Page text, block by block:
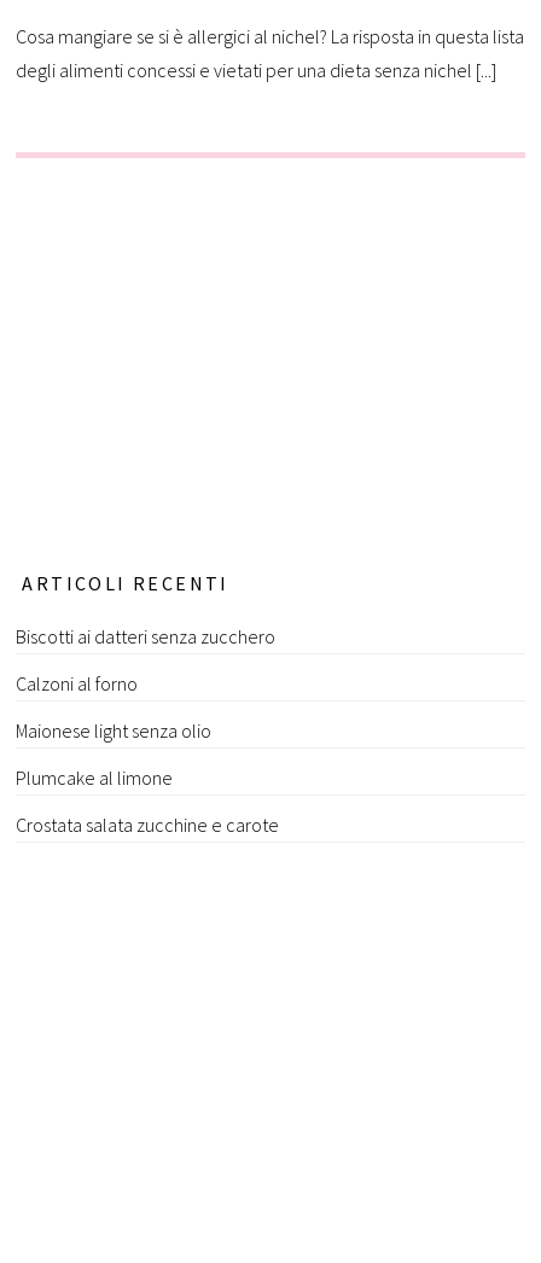
Cosa mangiare se si è allergici al nichel? La risposta in questa lista
degli alimenti concessi e vietati per una dieta senza nichel [...]
ARTICOLI RECENTI
Biscotti ai datteri senza zucchero
Calzoni al forno
Maionese light senza olio
Plumcake al limone
Crostata salata zucchine e carote